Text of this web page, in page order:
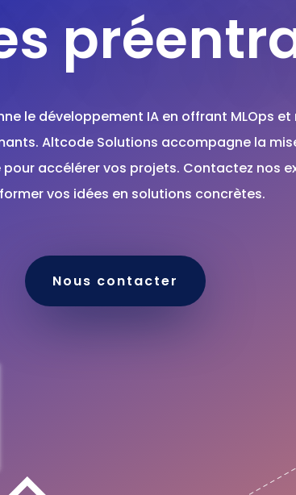
le développement IA en offrant MLOps
Altcode Solutions accompagne la
accélérer vos projets. Contactez nos
vos idées en solutions concrètes.
Nous contacter